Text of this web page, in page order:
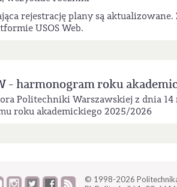
rejestrację plany są
USOS Web.
- harmonogram roku
Politechniki Warszawskiej z dnia
roku akademickiego 2025/2026
© 1998-2026